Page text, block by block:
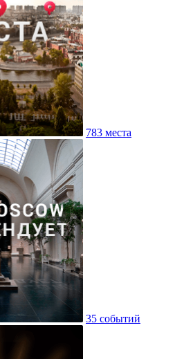
783 места
35 событий